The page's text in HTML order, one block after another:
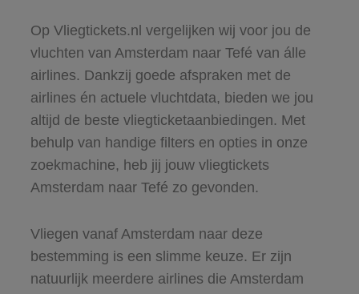
Op Vliegtickets.nl vergelijken wij voor jou de
vluchten van Amsterdam naar Tefé van álle
airlines. Dankzij goede afspraken met de
airlines én actuele vluchtdata, bieden we jou
altijd de beste vliegticketaanbiedingen. Met
behulp van handige filters en opties in onze
zoekmachine, heb jij jouw vliegtickets
Amsterdam naar Tefé zo gevonden.
Vliegen vanaf Amsterdam naar deze
bestemming is een slimme keuze. Er zijn
natuurlijk meerdere airlines die Amsterdam